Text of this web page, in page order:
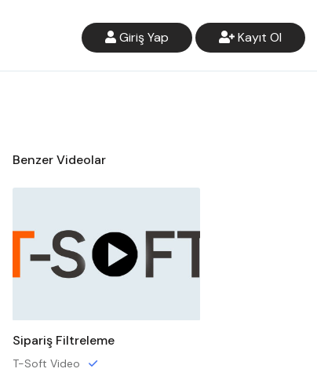
Giriş Yap Kayıt Ol
Benzer Videolar
Sipariş Filtreleme
T-Soft Video